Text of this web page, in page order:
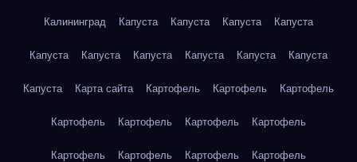
Калининград Капуста Капуста Капуста Капуста
Капуста Капуста Капуста Капуста Капуста Капуста
Капуста Карта сайта Картофель Картофель Картофель
Картофель Картофель Картофель Картофель
Картофель Картофель Картофель Картофель